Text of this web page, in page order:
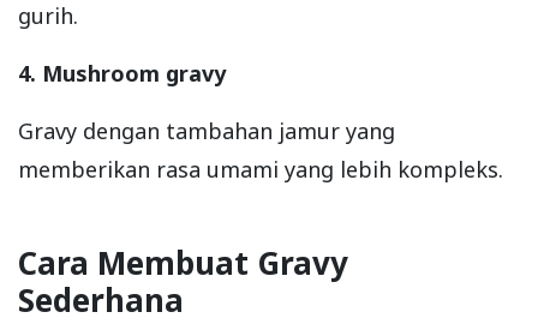
gurih.
4. Mushroom gravy
Gravy dengan tambahan jamur yang
memberikan rasa umami yang lebih kompleks.
Cara Membuat Gravy
Sederhana